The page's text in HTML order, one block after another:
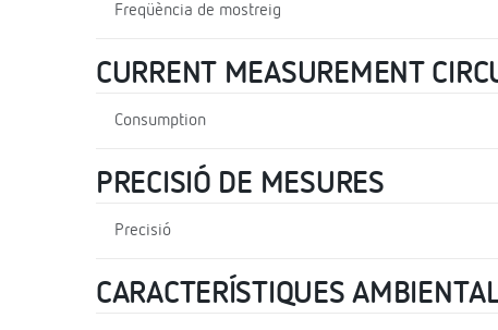
Freqüència de mostreig
CURRENT MEASUREMENT
Consumption
PRECISIÓ DE MESURES
Precisió
CARACTERÍSTIQUES